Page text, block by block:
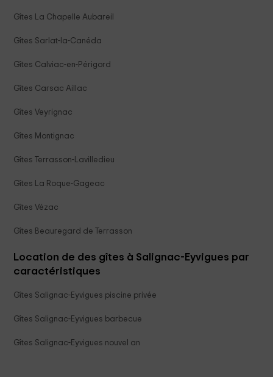
Gîtes La Chapelle Aubareil
Gîtes Sarlat-la-Canéda
Gîtes Calviac-en-Périgord
Gîtes Carsac Aillac
Gîtes Veyrignac
Gîtes Montignac
Gîtes Terrasson-Lavilledieu
Gîtes La Roque-Gageac
Gîtes Vézac
Gîtes Beauregard de Terrasson
Location de des gîtes à Salignac-Eyvigues par
caractéristiques
Gîtes Salignac-Eyvigues piscine privée
Gîtes Salignac-Eyvigues barbecue
Gîtes Salignac-Eyvigues nouvel an